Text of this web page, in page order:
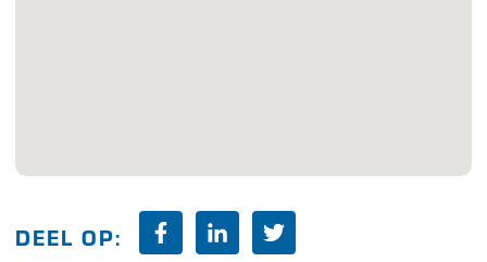
DEEL OP: